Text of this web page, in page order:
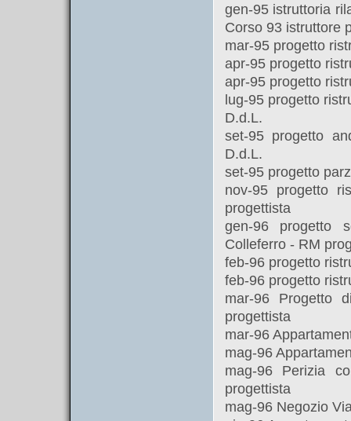
gen-95 istruttoria
Corso 93 istruttore
mar-95 progetto
apr-95 progetto
apr-95 progetto
lug-95 progetto
D.d.L.
set-95 progetto
D.d.L.
set-95 progetto
nov-95 progetto
progettista
gen-96 progetto
Colleferro - RM
feb-96 progetto
feb-96 progetto
mar-96 Progetto
progettista
mar-96
mag-96
mag-96 Perizia
progettista
mag-96 Negozio